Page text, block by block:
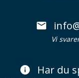
Vi
Har du